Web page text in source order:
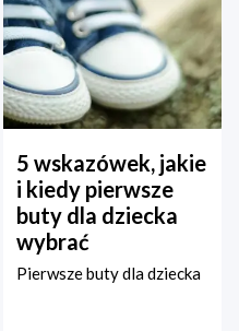
5 wskazówek, jakie
i kiedy pierwsze
buty dla dziecka
wybrać
Pierwsze buty dla dziecka